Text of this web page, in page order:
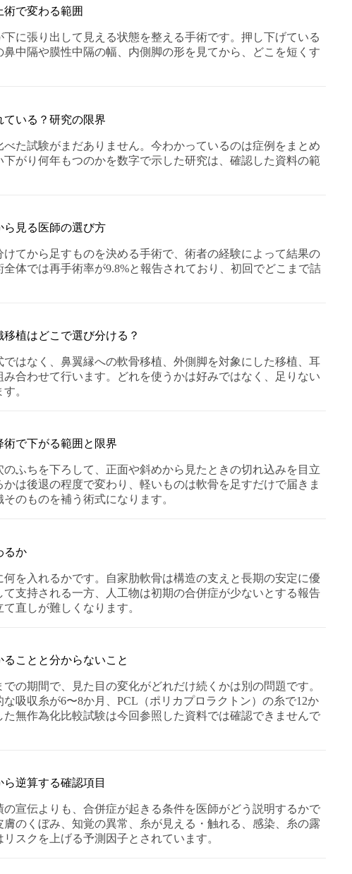
で変わる範囲
に張り出して見える状態を整える手術です。押し下げている
中隔や膜性中隔の幅、内側脚の形を見てから、どこを短くす
いる？研究の限界
た試験がまだありません。今わかっているのは症例をまとめ
がり何年もつのかを数字で示した研究は、確認した資料の範
見る医師の選び方
てから足すものを決める手術で、術者の経験によって結果の
体では再手術率が9.8%と報告されており、初回でどこまで詰
植はどこで選び分ける？
はなく、鼻翼縁への軟骨移植、外側脚を対象にした移植、耳
合わせて行います。どれを使うかは好みではなく、足りない
。
で下がる範囲と限界
ふちを下ろして、正面や斜めから見たときの切れ込みを目立
は後退の程度で変わり、軽いものは軟骨を足すだけで届きま
のものを補う術式になります。
るか
を入れるかです。自家肋軟骨は構造の支えと長期の安定に優
支持される一方、人工物は初期の合併症が少ないとする報告
直しが難しくなります。
ことと分からないこと
の期間で、見た目の変化がどれだけ続くかは別の問題です。
吸収糸が6〜8か月、PCL（ポリカプロラクトン）の糸で12か
無作為化比較試験は今回参照した資料では確認できませんで
逆算する確認項目
宣伝よりも、合併症が起きる条件を医師がどう説明するかで
のくぼみ、知覚の異常、糸が見える・触れる、感染、糸の露
スクを上げる予測因子とされています。